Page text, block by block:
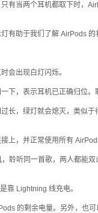
有当两个耳机都取下时，
有助于我们了解 AirPods 的
会出现白灯闪烁。
下，表示耳机已正确归位。
长，绿灯就会熄灭，类似于
上，并正常使用所有
聆听同一首歌，两人都能
靠 Lightning 线充电。
的剩余电量。另外，也